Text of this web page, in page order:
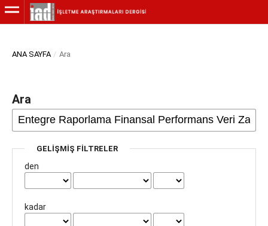
ANA SAYFA / Ara
Ara
GELIŞMIŞ FILTRELER
den
kadar